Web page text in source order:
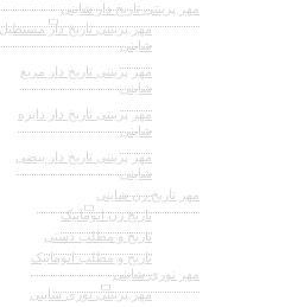
مهر پرینتی تاریخ دار شاینی
مهر پرینتی تاریخ دار مستطیل
شاینی
مهر پرینتی تاریخ دار مربع
شاینی
مهر پرینتی تاریخ دار دایره
شاینی
مهر پرینتی تاریخ دار بیضی
شاینی
مهر تاریخ زن شاینی
تاریخ زن اتوماتیک
تاریخ و مطلب دستی
تاریخ و مطلب اتوماتیک
مهر نوری شاینی
مهر پرینتی نوری شاینی